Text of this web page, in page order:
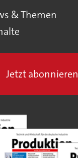
& Themen
Jetzt abonnieren